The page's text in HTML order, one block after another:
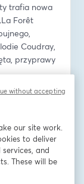
trafia nowa
Forêt
Coudray,
przyprawy
się na
our site work.
to deliver
and
These will be
without accepting